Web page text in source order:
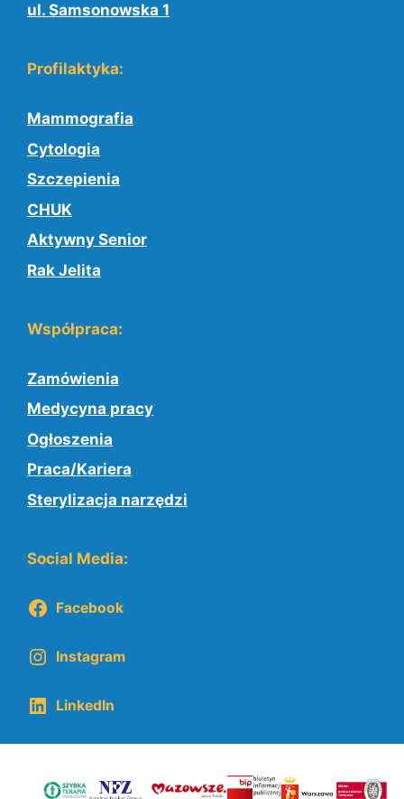
ul. Samsonowska 1
Profilaktyka:
Mammografia
Cytologia
Szczepienia
CHUK
Aktywny Senior
Rak Jelita
Współpraca:
Zamówienia
Medycyna pracy
Ogłoszenia
Praca/Kariera
Sterylizacja narzędzi
Social Media:
Facebook
Instagram
LinkedIn